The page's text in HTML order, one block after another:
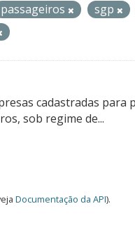
passageiros sgp
cadastradas
sob regime de...
Documentação da API).